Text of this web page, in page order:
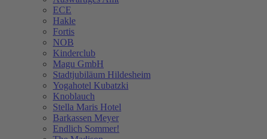
ECE
Hakle
Fortis
NOB
Kinderclub
Magu GmbH
Stadtjubiläum Hildesheim
Yogahotel Kubatzki
Knoblauch
Stella Maris Hotel
Barkassen Meyer
Endlich Sommer!